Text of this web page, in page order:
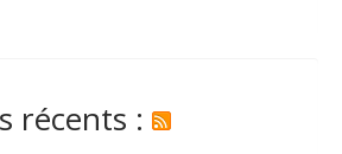
récents :